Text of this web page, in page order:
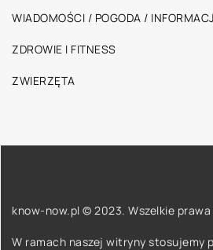
WIADOMOŚCI / POGODA /
ZDROWIE I FITNESS
ZWIERZĘTA
know-now.pl © 2023. Wszelkie
W ramach naszej witryny stosujemy